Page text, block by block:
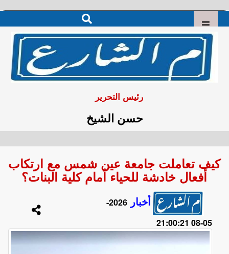
رئيس التحرير
حسن الشيخ
كيف تعاملت جامعة عين شمس مع ارتكاب
أفعال خادشة للحياء أمام كلية البنات؟
أخبار
2026-
05-08 21:00:21